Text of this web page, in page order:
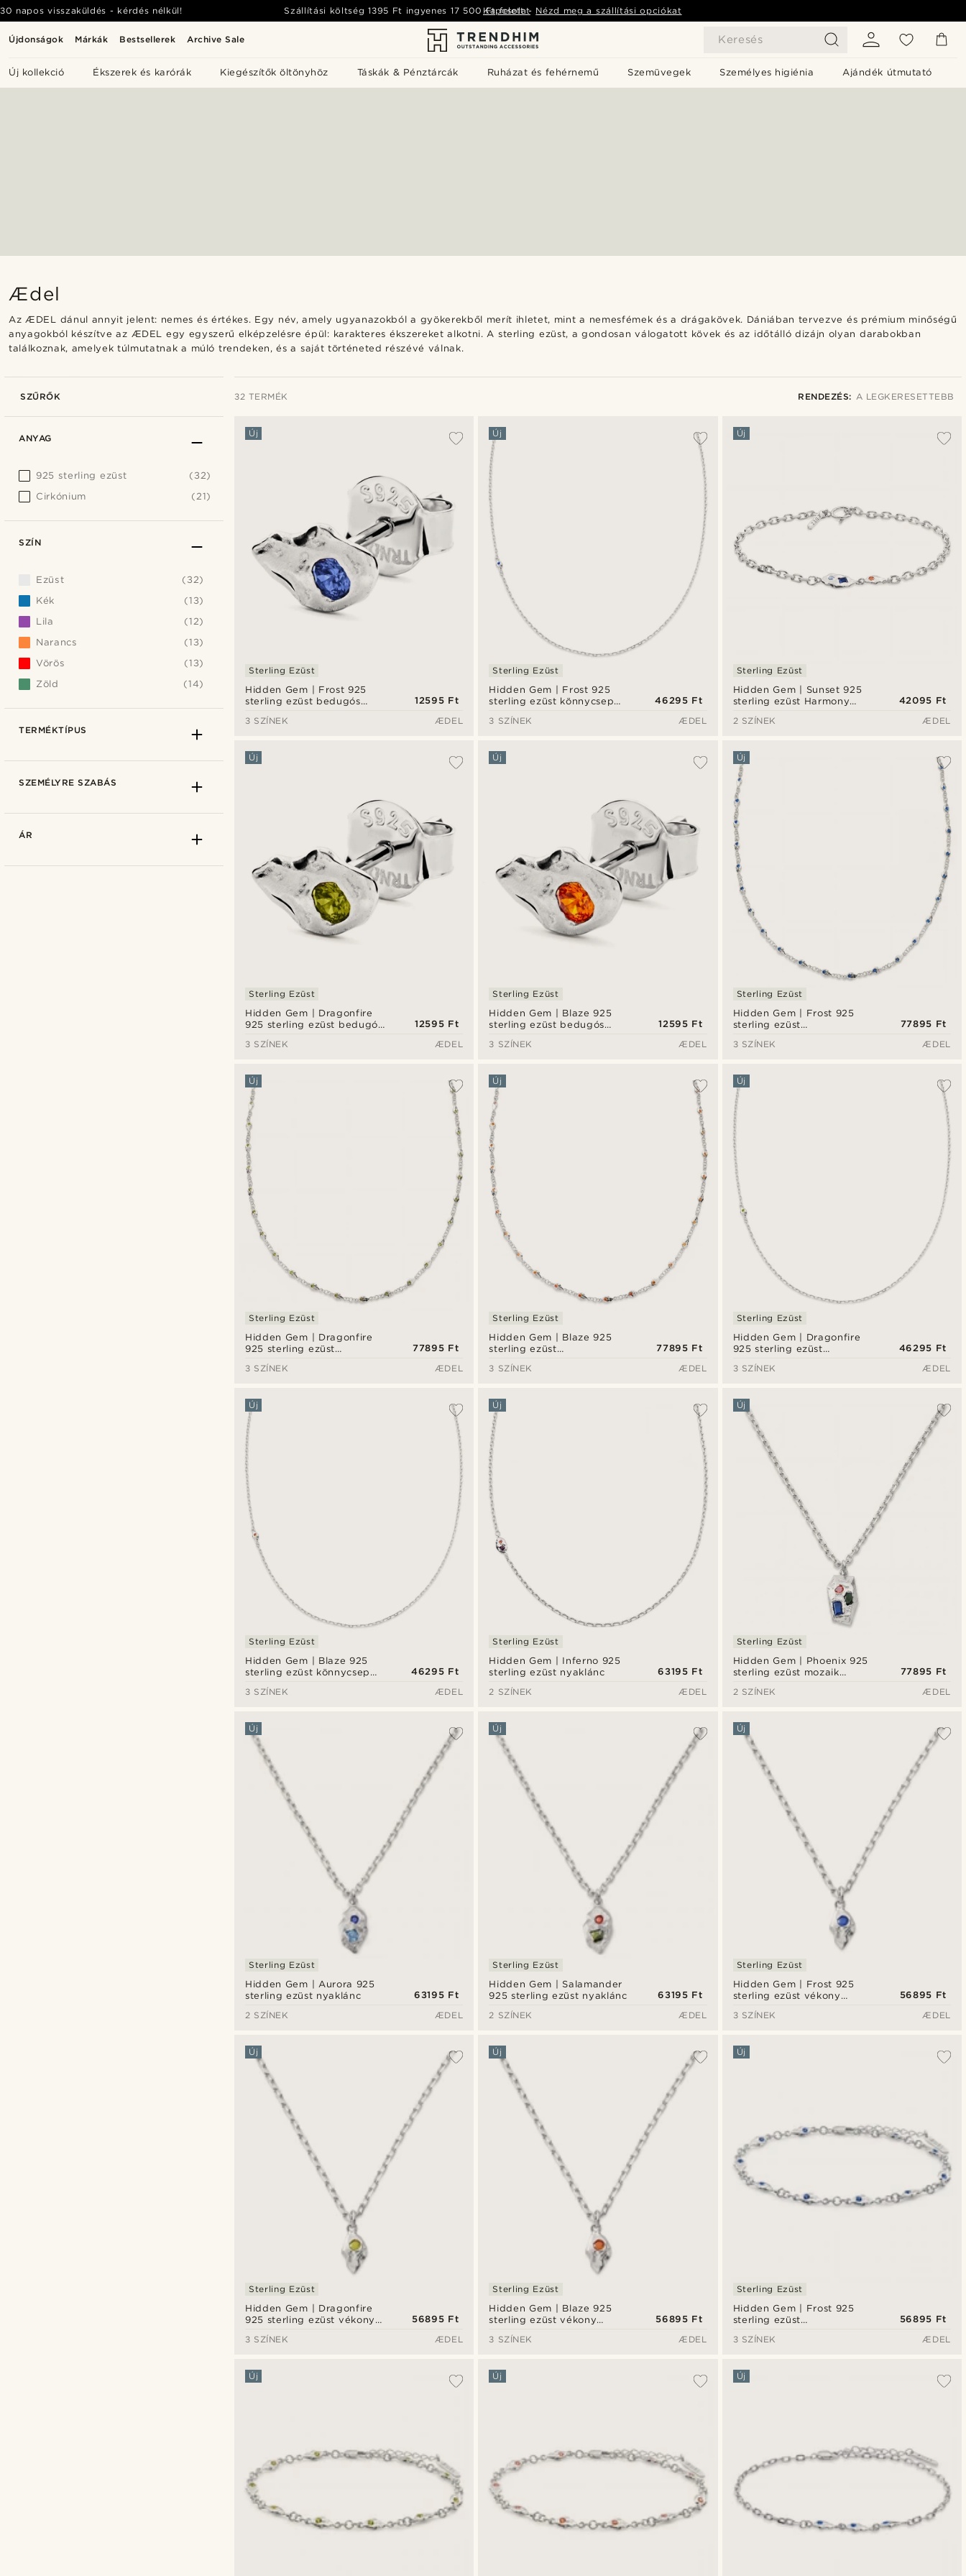
Újdonságok Márkák Bestsellerek Archive Sale Keresés
Új kollekció Ékszerek és karórák Kiegészítők öltönyhöz Táskák & Pénztárcák Ruházat és fehérnemű Szemüvegek Személyes higiénia Ajándék útmutató
30 napos visszaküldés - kérdés nélkül! Szállítási költség1395 Ft ingyenes 17 500 Ft felett- Nézd meg a szállítási opciókat
Kapcsolat
Ædel
Az ÆDEL dánul annyit jelent: nemes és értékes. Egy név, amely ugyanazokból a gyökerekből merít ihletet, mint a nemesfémek és a drágakövek. Dániában tervezve és prémium minőségű
anyagokból készítve az ÆDEL egy egyszerű elképzelésre épül: karakteres ékszereket alkotni. A sterling ezüst, a gondosan válogatott kövek és az időtálló dizájn olyan darabokban
találkoznak, amelyek túlmutatnak a múló trendeken, és a saját történeted részévé válnak.
SZŰRŐK 32 TERMÉK RENDEZÉS: A LEGKERESETTEBB
Hidden Gem | Frost 925
sterling ezüst bedugós
Új
Sterling Ezüst
12595 Ft
3 SZÍNEK
ÆDEL
Hidden Gem | Frost 925
sterling ezüst könnycsepp
Új
Sterling Ezüst
46295 Ft
3 SZÍNEK
ÆDEL
Hidden Gem | Sunset 925
sterling ezüst Harmony
Új
Sterling Ezüst
42095 Ft
2 SZÍNEK
ÆDEL
Hidden Gem | Dragonfire
925 sterling ezüst bedugós
Új
Sterling Ezüst
12595 Ft
3 SZÍNEK
ÆDEL
Hidden Gem | Blaze 925
sterling ezüst bedugós
Új
Sterling Ezüst
12595 Ft
3 SZÍNEK
ÆDEL
Hidden Gem | Frost 925
sterling ezüst
Új
Sterling Ezüst
77895 Ft
3 SZÍNEK
ÆDEL
Hidden Gem | Dragonfire
925 sterling ezüst
Új
Sterling Ezüst
77895 Ft
3 SZÍNEK
ÆDEL
Hidden Gem | Blaze 925
sterling ezüst
Új
Sterling Ezüst
77895 Ft
3 SZÍNEK
ÆDEL
Hidden Gem | Dragonfire
925 sterling ezüst
nyaklánc
Új
Sterling Ezüst
46295 Ft
3 SZÍNEK
ÆDEL
Hidden Gem | Blaze 925
sterling ezüst könnycsepp
Új
Sterling Ezüst
46295 Ft
3 SZÍNEK
ÆDEL
Hidden Gem | Inferno 925
sterling ezüst nyaklánc
Új
Sterling Ezüst
63195 Ft
2 SZÍNEK
ÆDEL
Hidden Gem | Phoenix 925
sterling ezüst mozaik
Új
Sterling Ezüst
77895 Ft
2 SZÍNEK
ÆDEL
Hidden Gem | Aurora 925
sterling ezüst nyaklánc
Új
Sterling Ezüst
63195 Ft
2 SZÍNEK
ÆDEL
Hidden Gem | Salamander
925 sterling ezüst nyaklánc
Új
Sterling Ezüst
63195 Ft
2 SZÍNEK
ÆDEL
Hidden Gem | Frost 925
sterling ezüst vékony
Új
Sterling Ezüst
56895 Ft
3 SZÍNEK
ÆDEL
Hidden Gem | Dragonfire
925 sterling ezüst vékony
Új
Sterling Ezüst
56895 Ft
3 SZÍNEK
ÆDEL
Hidden Gem | Blaze 925
sterling ezüst vékony
Új
Sterling Ezüst
56895 Ft
3 SZÍNEK
ÆDEL
Hidden Gem | Frost 925
sterling ezüst
Új
Sterling Ezüst
56895 Ft
3 SZÍNEK
ÆDEL
Új Új Új
ANYAG
925 sterling ezüst
(32)
Cirkónium
(21)
SZÍN
Ezüst
(32)
Kék
(13)
Lila
(12)
Narancs
(13)
Vörös
(13)
Zöld
(14)
TERMÉKTÍPUS
SZEMÉLYRE SZABÁS
ÁR